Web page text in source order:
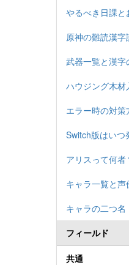
やるべき日課と
原神の難読漢
武器一覧と漢字
ハウジング木材
エラー時の対策
Switch版はいつ
アリスって何者
キャラ一覧と声
キャラの二つ名
フィールド
共通